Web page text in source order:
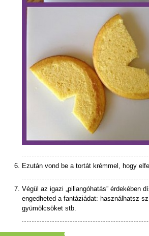
Ezután vond be a tortát krémmel, hogy
Végül az igazi „pillangóhatás” érdekében
engedheted a fantáziádat: használhatsz
gyümölcsöket stb.